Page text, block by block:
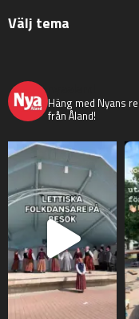
Välj tema
Häng med Nyans
från Åland!